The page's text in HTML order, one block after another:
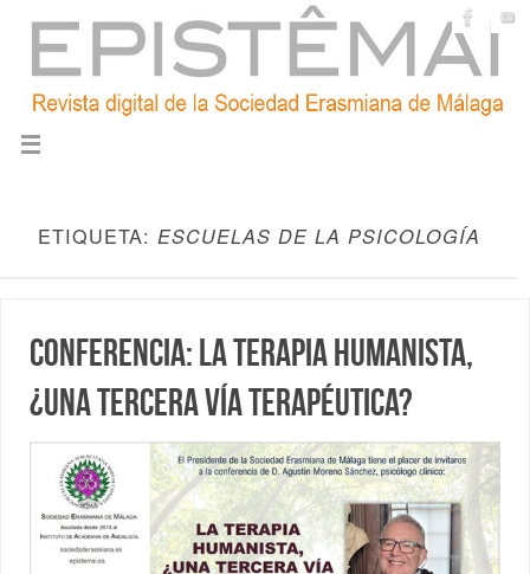
ETIQUETA: ESCUELAS DE LA PSICOLOGÍA
Conferencia: La terapia humanista,
¿una tercera vía terapéutica?